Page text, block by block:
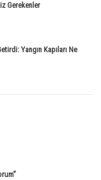
Gerekenler
Yangın Kapıları Ne